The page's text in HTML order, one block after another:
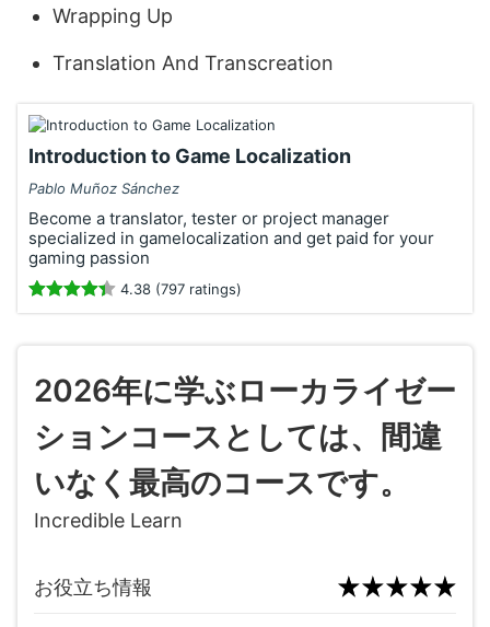
Wrapping Up
Translation And Transcreation
Introduction to Game Localization
Pablo Muñoz Sánchez
Become a translator, tester or project manager
specialized in gamelocalization and get paid for your
gaming passion
4.38 (797 ratings)
2026年に学ぶローカライゼー
ションコースとしては、間違
いなく最高のコースです。
Incredible Learn
お役立ち情報